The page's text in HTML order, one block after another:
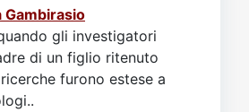
Gambirasio
gli investigatori
di un figlio ritenuto
furono estese a